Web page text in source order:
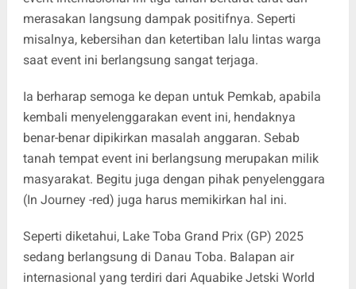
merasakan langsung dampak positifnya. Seperti
misalnya, kebersihan dan ketertiban lalu lintas warga
saat event ini berlangsung sangat terjaga.
Ia berharap semoga ke depan untuk Pemkab, apabila
kembali menyelenggarakan event ini, hendaknya
benar-benar dipikirkan masalah anggaran. Sebab
tanah tempat event ini berlangsung merupakan milik
masyarakat. Begitu juga dengan pihak penyelenggara
(In Journey -red) juga harus memikirkan hal ini.
Seperti diketahui, Lake Toba Grand Prix (GP) 2025
sedang berlangsung di Danau Toba. Balapan air
internasional yang terdiri dari Aquabike Jetski World